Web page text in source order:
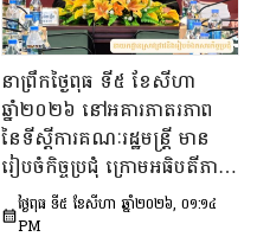
នាព្រឹកថ្ងៃពុធ ទី៥ ខែសីហា
ឆ្នាំ២០២៦ នៅអគារភាតរភាព
នៃទីស្តីការគណៈរដ្ឋមន្រ្តី មាន
រៀបចំកិច្ចប្រជុំ ក្រោមអធិបតីភាព
ឯកឧត្តម ឆឺយ រឿន រដ្ឋលេខាធិ
ការ​ទីស្តីការគណៈរដ្ឋមន្ត្រី ដើម្បី
ថ្ងៃពុធ ទី៥ ខែសីហា ឆ្នាំ២០២៦, ០១:១៤
PM